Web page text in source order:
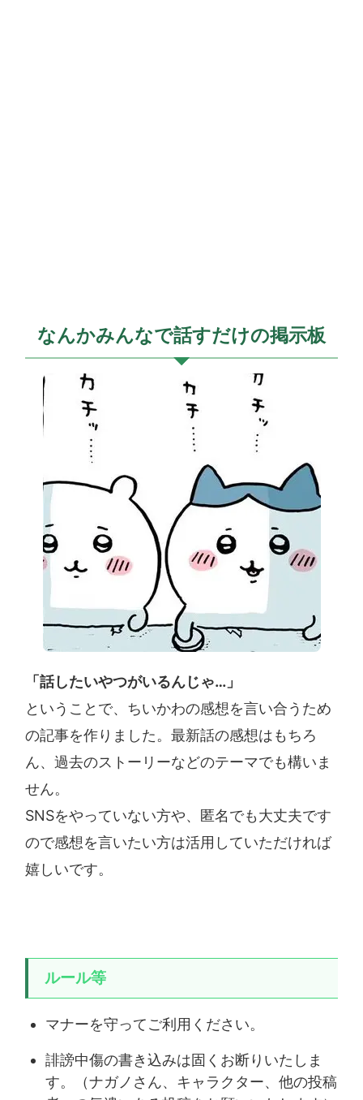
なんかみんなで話すだけの掲示板
「話したいやつがいるんじゃ…」
ということで、ちいかわの感想を言い合うため
の記事を作りました。最新話の感想はもちろ
ん、過去のストーリーなどのテーマでも構いま
せん。
SNSをやっていない方や、匿名でも大丈夫です
ので感想を言いたい方は活用していただければ
嬉しいです。
ルール等
マナーを守ってご利用ください。
誹謗中傷の書き込みは固くお断りいたしま
す。（ナガノさん、キャラクター、他の投稿